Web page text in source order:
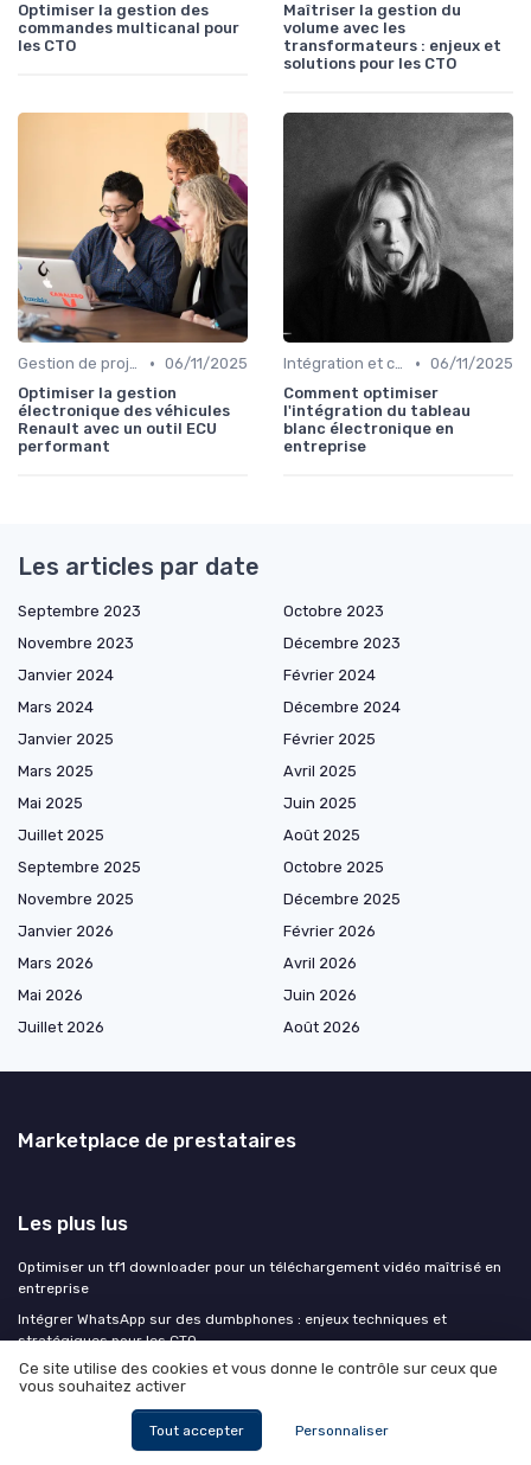
Optimiser la gestion des
commandes multicanal pour
les CTO
Maîtriser la gestion du
volume avec les
transformateurs : enjeux et
solutions pour les CTO
Gestion de projet • 06/11/2025
Optimiser la gestion
électronique des véhicules
Renault avec un outil ECU
performant
Intégration et compatibilité • 06/11/2025
Comment optimiser
l'intégration du tableau
blanc électronique en
entreprise
Les articles par date
Septembre 2023
Octobre 2023
Novembre 2023
Décembre 2023
Janvier 2024
Février 2024
Mars 2024
Décembre 2024
Janvier 2025
Février 2025
Mars 2025
Avril 2025
Mai 2025
Juin 2025
Juillet 2025
Août 2025
Septembre 2025
Octobre 2025
Novembre 2025
Décembre 2025
Janvier 2026
Février 2026
Mars 2026
Avril 2026
Mai 2026
Juin 2026
Juillet 2026
Août 2026
Marketplace de prestataires
Les plus lus
Optimiser un tf1 downloader pour un téléchargement vidéo maîtrisé en
entreprise
Intégrer WhatsApp sur des dumbphones : enjeux techniques et
stratégiques pour les CTO
Optimisation du processus de décommissionnement
directions techniques
Optimisation des Performances Techniques : Un Guide Complet
Ce site utilise des cookies et vous donne le contrôle sur ceux que
vous souhaitez activer
Tout accepter Personnaliser